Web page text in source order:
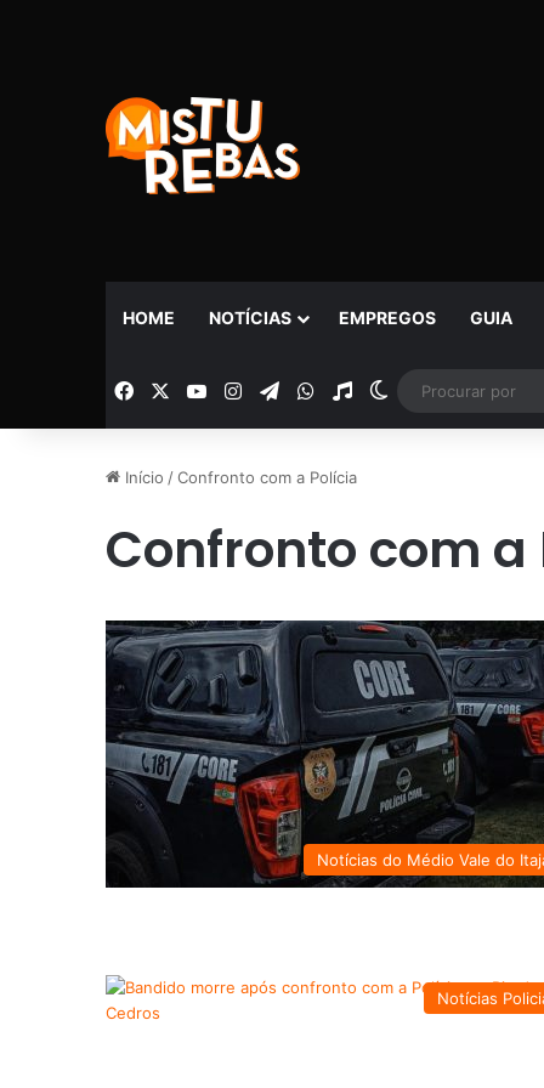
HOME NOTÍCIAS EMPREGOS GUIA
Facebook YouTubeInstagramTelegramWhatsApp
Rádio Switch skin
Início /Confronto com a Polícia
Confronto com a
Notícias do Médio Vale do
Notícias